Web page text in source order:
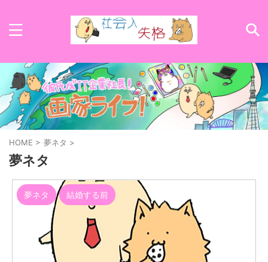
HOME > 夢ネタ >
夢ネタ
夢ネタ 結婚する前